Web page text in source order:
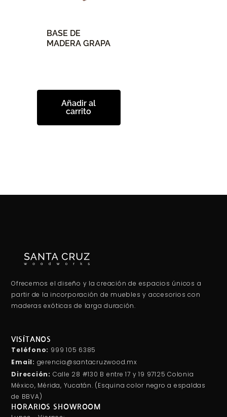
BASE DE
MADERA GRAPA
Añadir al
carrito
Ofrecemos el diseño y la creación de espacios únicos a
partir de la incorporación de muebles y accesorios con
maderas exóticas de larga duración.
VISÍTANOS
Teléfono: 999 105 6385
Email: gerencia@santacruzwood.mx
Dirección: Calle 28 #130 B entre 17 y 19 97125 Colonia
México, Mérida, Yucatán. (Esquina color negro a espaldas
de BBVA)
HORARIOS SHOWROOM